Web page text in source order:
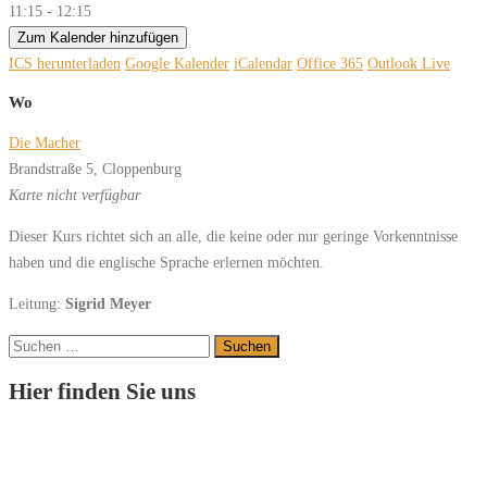
11:15 - 12:15
Zum Kalender hinzufügen
ICS herunterladen Google Kalender iCalendar Office 365 Outlook Live
Wo
Die Macher
Brandstraße 5, Cloppenburg
Karte nicht verfügbar
Dieser Kurs richtet sich an alle, die keine oder nur geringe Vorkenntnisse
haben und die englische Sprache erlernen möchten.
Leitung: Sigrid Meyer
Suchen
Hier finden Sie uns